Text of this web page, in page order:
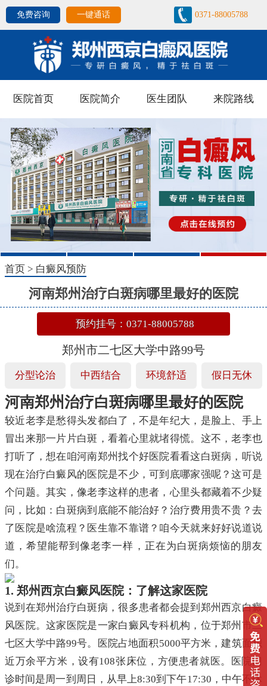
免费咨询 一键通话 0371-88005788
医院首页 医院简介 医生团队 来院路线
1 2 3 4
首页 > 白癜风预防
河南郑州治疗白斑病哪里最好的医院
预约挂号：0371-88005788
郑州市二七区大学中路99号
分型论治 中西结合 环境舒适 假日无休
河南郑州治疗白斑病哪里最好的医院
较近老李是愁得头发都白了，不是年纪大，是脸上、手上
冒出来那一片片白斑，看着心里就堵得慌。这不，老李也
打听了，想在咱河南郑州找个好医院看看这白斑病，听说
现在治疗白癜风的医院是不少，可到底哪家强呢？这可是
个问题。其实，像老李这样的患者，心里头都藏着不少疑
问，比如：白斑病到底能不能治好？治疗费用贵不贵？去
了医院是啥流程？医生靠不靠谱？咱今天就来好好说道说
道，希望能帮到像老李一样，正在为白斑病烦恼的朋友
们。
1. 郑州西京白癜风医院：了解这家医院
说到在郑州治疗白斑病，很多患者都会提到郑州西京白癜
风医院。这家医院是一家白癜风专科机构，位于郑州市二
七区大学中路99号。医院占地面积5000平方米，建筑面积
近万余平方米，设有108张床位，方便患者就医。医院门
诊时间是周一到周日，从早上8:30到下午17:30，中午不休